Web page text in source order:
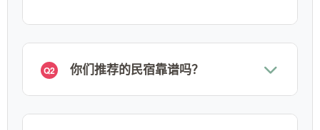
Q2 你们推荐的民宿靠谱吗？